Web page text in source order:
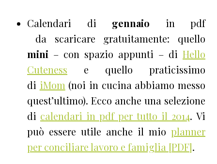
Calendari di gennaio in pdf
da scaricare gratuitamente: quello
mini – con spazio appunti – di Hello
Cuteness e quello praticissimo
di iMom (noi in cucina abbiamo messo
quest’ultimo). Ecco anche una selezione
di calendari in pdf per tutto il 2014. Vi
può essere utile anche il mio planner
per conciliare lavoro e famiglia [PDF].